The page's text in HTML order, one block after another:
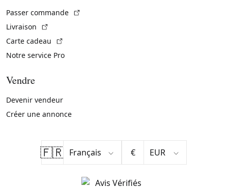
Passer commande
Livraison
Carte cadeau
Notre service Pro
Vendre
Devenir vendeur
Créer une annonce
🇫🇷 €